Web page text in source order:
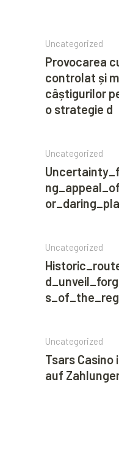
Uncategorized
Provocarea
controlat și
câștigurilor
o strategie d
Uncategorized
Uncategorized
Uncategorized
Tsars Casino
auf